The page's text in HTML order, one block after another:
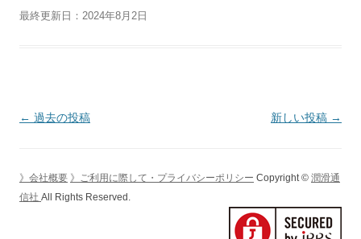
最終更新日：2024年8月2日
投
ビ
← 過去の投稿 新しい投稿 →
》会社概要 》ご利用に際して・プライバシーポリシー Copyright © 潤滑通
信社 All Rights Reserved.